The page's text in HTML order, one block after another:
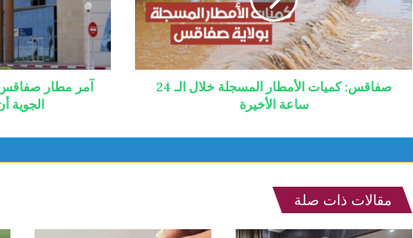
صفاقس: كميات الأمطار المسجلة خلال الـ 24
ساعة الأخيرة
آمر مطار صفاقس
الجوية
مقالات ذات صلة